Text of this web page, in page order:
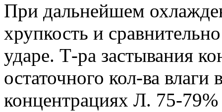
При дальнейшем
хрупкость и
ударе. Т-ра застывания
остаточного кол-ва
концентрациях Л. 75-